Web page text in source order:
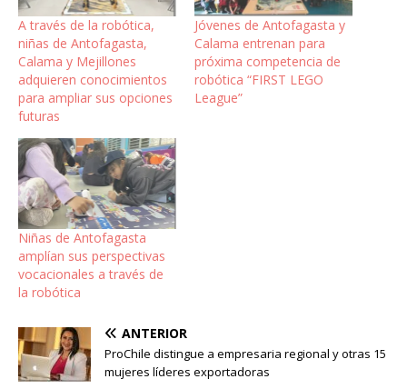
A través de la robótica,
niñas de Antofagasta,
Calama y Mejillones
adquieren conocimientos
para ampliar sus opciones
futuras
Jóvenes de Antofagasta y
Calama entrenan para
próxima competencia de
robótica “FIRST LEGO
League”
Niñas de Antofagasta
amplían sus perspectivas
vocacionales a través de
la robótica
ANTERIOR
ProChile distingue a empresaria regional y otras 15
mujeres líderes exportadoras